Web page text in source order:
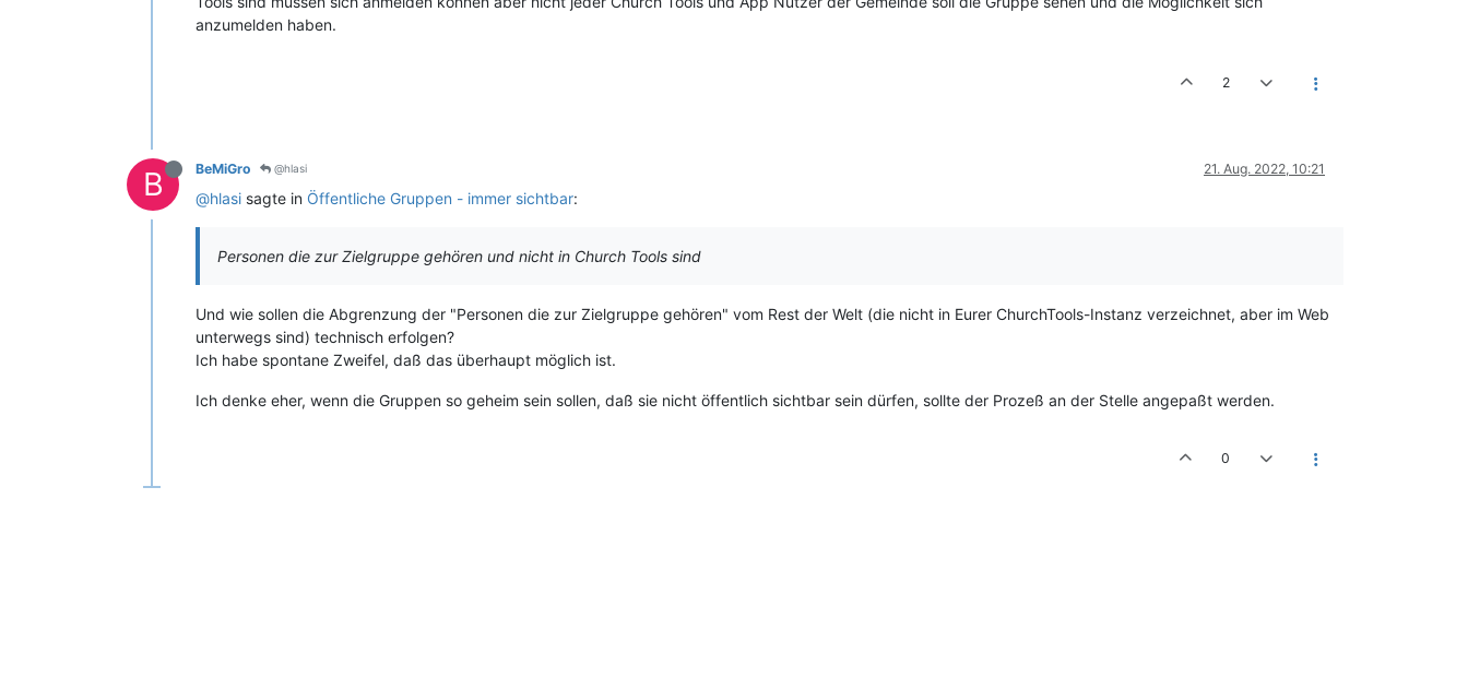
anzumelden haben.
2
B BeMiGro @hlasi 21. Aug. 2022, 10:21
@hlasi sagte in Öffentliche Gruppen - immer sichtbar:
Personen die zur Zielgruppe gehören und nicht in Church Tools sind
Und wie sollen die Abgrenzung der "Personen die zur Zielgruppe gehören" vom Rest der Welt (die nicht in Eurer ChurchTools-Instanz verzeichnet, aber im Web
unterwegs sind) technisch erfolgen?
Ich habe spontane Zweifel, daß das überhaupt möglich ist.
Ich denke eher, wenn die Gruppen so geheim sein sollen, daß sie nicht öffentlich sichtbar sein dürfen, sollte der Prozeß an der Stelle angepaßt werden.
0